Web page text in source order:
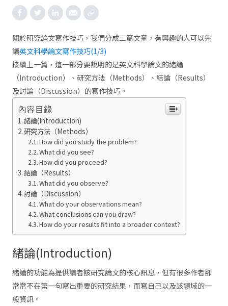
關於研究論文寫作技巧，我們分成三篇文章，有興趣的人可以先
讀英文科學論文寫作技巧(1/3)
接續上一篇，這一部分要說明的是英文科學論文的緒論
（Introduction）、研究方法（Methods）、結論（Results）
及討論（Discussion）的寫作技巧。
內容目錄
緒論(Introduction)
研究方法（Methods）
How did you study the problem?
What did you see?
How did you proceed?
結論（Results）
What did you observe?
討論（Discussion）
What do your observations mean?
What conclusions can you draw?
How do your results fit into a broader context?
緒論(Introduction)
緒論的功能為提供讀者該研究論文的核心訊息，但有很多作者卻
常常不在第一句寫出重要的研究結果，而寫自己以及該領域的一
般資訊。